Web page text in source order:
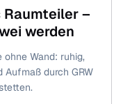
–
werden
Wand: ruhig,
durch GRW